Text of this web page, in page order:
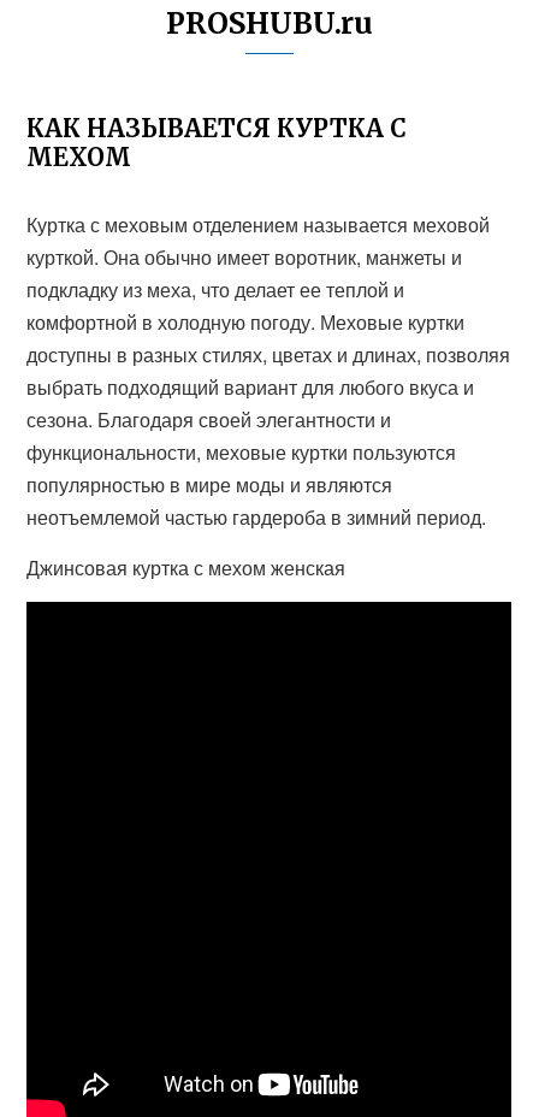
PROSHUBU.ru
КАК НАЗЫВАЕТСЯ КУРТКА С
МЕХОМ
Куртка с меховым отделением называется меховой
курткой. Она обычно имеет воротник, манжеты и
подкладку из меха, что делает ее теплой и
комфортной в холодную погоду. Меховые куртки
доступны в разных стилях, цветах и длинах, позволяя
выбрать подходящий вариант для любого вкуса и
сезона. Благодаря своей элегантности и
функциональности, меховые куртки пользуются
популярностью в мире моды и являются
неотъемлемой частью гардероба в зимний период.
Джинсовая куртка с мехом женская